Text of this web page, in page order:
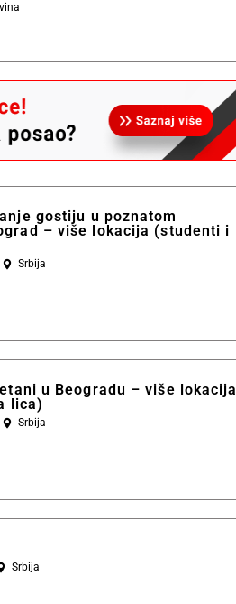
gostiju u poznatom
– više lokacija (studenti i
Srbija
u Beogradu – više lokacija
lica)
Srbija
Srbija